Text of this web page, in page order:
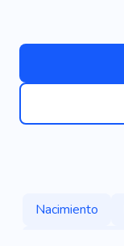
Nacimiento